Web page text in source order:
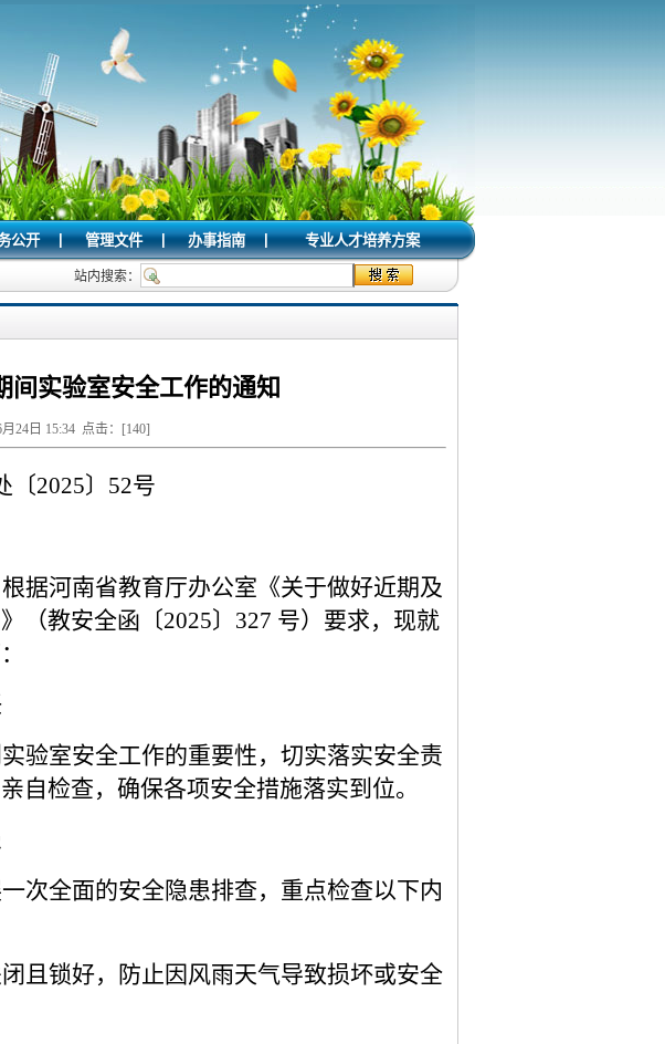
公开 | 管理文件 | 办事指南 | 专业人才培养方案
站内搜索：
间实验室安全工作的通知
月24日 15:34 点击：[140]
〔2025〕52号
据河南省教育厅办公室《关于做好近期及
（教安全函〔2025〕327 号）要求，现就
验室安全工作的重要性，切实落实安全责
自检查，确保各项安全措施落实到位。
次全面的安全隐患排查，重点检查以下内
且锁好，防止因风雨天气导致损坏或安全